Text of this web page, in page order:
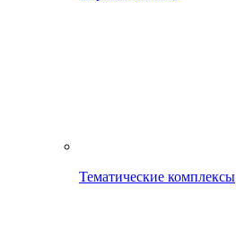
Тематические комплексы